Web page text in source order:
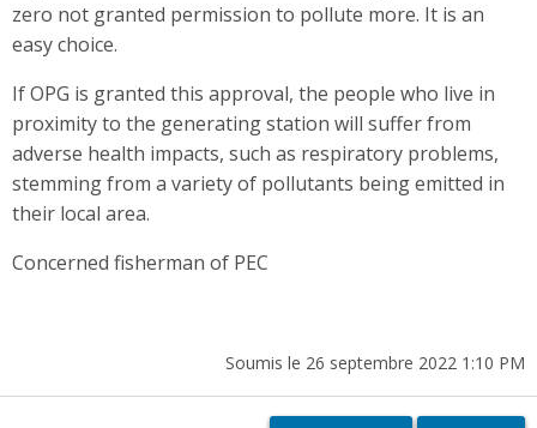
zero not granted permission to pollute more. It is an
easy choice.
If OPG is granted this approval, the people who live in
proximity to the generating station will suffer from
adverse health impacts, such as respiratory problems,
stemming from a variety of pollutants being emitted in
their local area.
Concerned fisherman of PEC
Soumis le 26 septembre 2022 1:10 PM